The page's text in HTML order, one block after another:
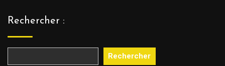
Rechercher :
Rechercher